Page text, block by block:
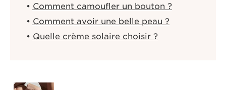
Comment camoufler un bouton ?
Comment avoir une belle peau ?
Quelle crème solaire choisir ?